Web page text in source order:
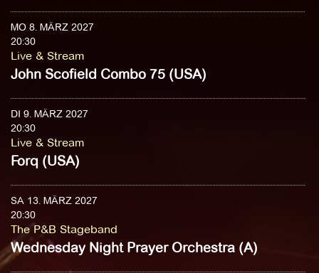
MO 8. MÄRZ 2027
20:30
Live & Stream
John Scofield Combo 75 (USA)
DI 9. MÄRZ 2027
20:30
Live & Stream
Forq (USA)
SA 13. MÄRZ 2027
20:30
The P&B Stageband
Wednesday Night Prayer Orchestra (A)